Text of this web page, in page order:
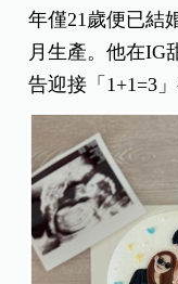
年僅21歲便已結
月生產。他在IG
告迎接「1+1=3